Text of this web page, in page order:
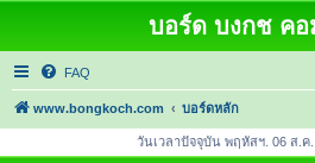
บอร์ด บงกช ค
FAQ
www.bongkoch.com บอร์ดหลัก
วันเวลาปัจจุบัน พฤหัสฯ. 06 ส.ค.